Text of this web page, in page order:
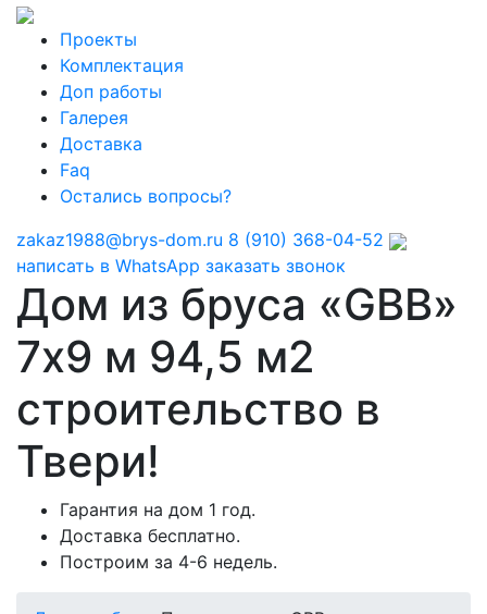
Проекты
Комплектация
Доп работы
Галерея
Доставка
Faq
Остались вопросы?
zakaz1988@brys-dom.ru 8 (910) 368-04-52
написать в WhatsApp заказать звонок
Дом из бруса «GBB»
7х9 м 94,5 м2
строительство в
Твери!
Гарантия на дом 1 год.
Доставка бесплатно.
Построим за 4-6 недель.